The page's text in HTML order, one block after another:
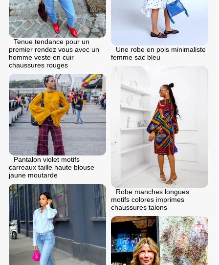
Tenue tendance pour un
premier rendez vous avec un
homme veste en cuir
chaussures rouges
Une robe en pois minimaliste
femme sac bleu
Robe manches longues
motifs colores imprimes
chaussures talons
Pantalon violet motifs
carreaux taille haute blouse
jaune moutarde